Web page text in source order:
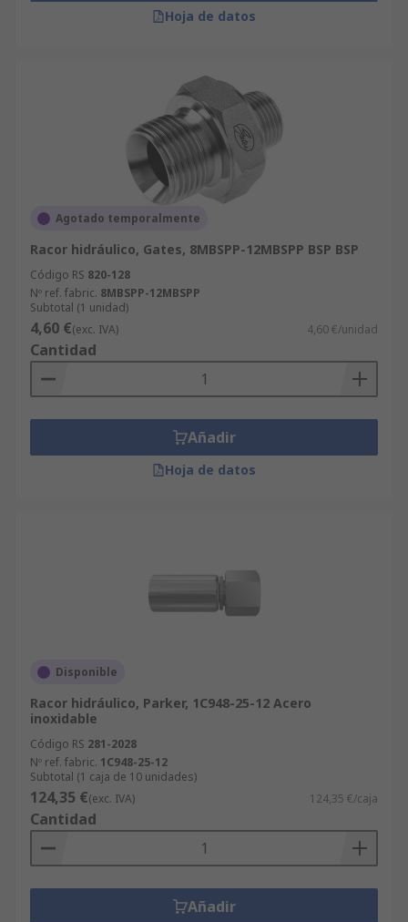
Hoja de datos
Agotado temporalmente
Racor hidráulico, Gates, 8MBSPP-12MBSPP BSP BSP
Código RS 820-128
Nº ref. fabric. 8MBSPP-12MBSPP
Subtotal (1 unidad)
4,60 €(exc. IVA) 4,60 €/unidad
Cantidad
Añadir
Hoja de datos
Disponible
Racor hidráulico, Parker, 1C948-25-12 Acero
inoxidable
Código RS 281-2028
Nº ref. fabric. 1C948-25-12
Subtotal (1 caja de 10 unidades)
124,35 €(exc. IVA) 124,35 €/caja
Cantidad
Añadir